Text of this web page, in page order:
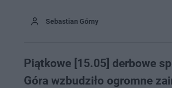
Sebastian Górny
Piątkowe [15.05] derbowe
Góra wzbudziło ogromne